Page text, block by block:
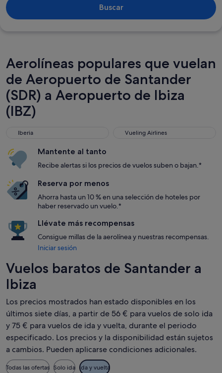
Buscar
Aerolíneas populares que vuelan
de Aeropuerto de Santander
(SDR) a Aeropuerto de Ibiza
(IBZ)
Iberia
Iberia Vueling Airlines
Vueling Airlines
Mantente al tanto
Recibe alertas si los precios de vuelos suben o bajan.*
Reserva por menos
Ahorra hasta un 10 % en una selección de hoteles por
haber reservado un vuelo.*
Llévate más recompensas
Consigue millas de la aerolínea y nuestras recompensas.
Iniciar sesión
Vuelos baratos de Santander a
Ibiza
Los precios mostrados han estado disponibles en los
últimos siete días, a partir de 56 € para vuelos de solo ida
y 75 € para vuelos de ida y vuelta, durante el periodo
especificado. Los precios y la disponibilidad están sujetos
a cambios. Pueden aplicarse condiciones adicionales.
Todas las ofertas Solo ida Ida y vuelta